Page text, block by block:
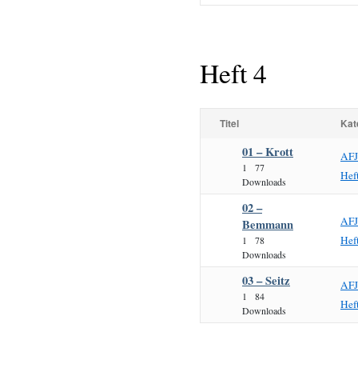
Heft 4
Titel
01 – Krott
1
77
Downloads
02 –
Bemmann
1
78
Downloads
03 – Seitz
1
84
Downloads